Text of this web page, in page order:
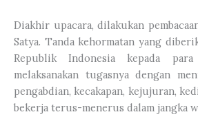
Diakhir upacara, dilakukan
Satya. Tanda kehormatan yang
Republik Indonesia kepada
melaksanakan tugasnya dengan
pengabdian, kecakapan, kejujuran,
bekerja terus-menerus dalam jangka